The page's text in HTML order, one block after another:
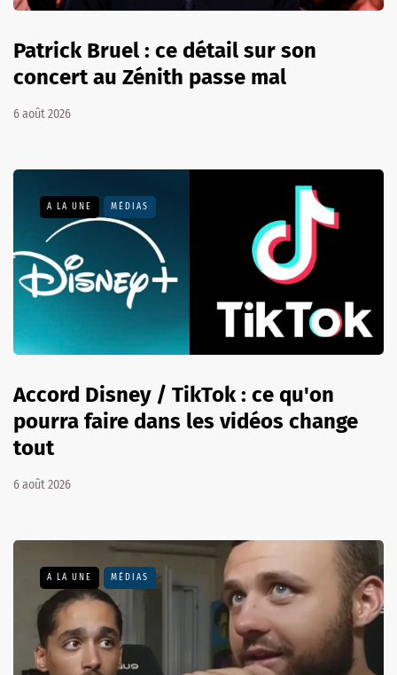
Patrick Bruel : ce détail sur son
concert au Zénith passe mal
6 août 2026
A LA UNE MÉDIAS
Accord Disney / TikTok : ce qu'on
pourra faire dans les vidéos change
tout
6 août 2026
A LA UNE MÉDIAS